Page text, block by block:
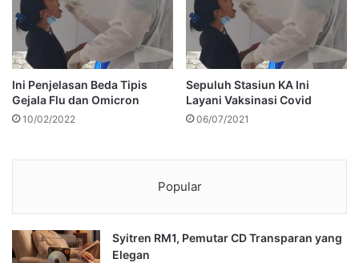
Ini Penjelasan Beda Tipis
Gejala Flu dan Omicron
10/02/2022
Sepuluh Stasiun KA Ini
Layani Vaksinasi Covid
06/07/2021
Popular
Syitren RM1, Pemutar CD Transparan yang
Elegan